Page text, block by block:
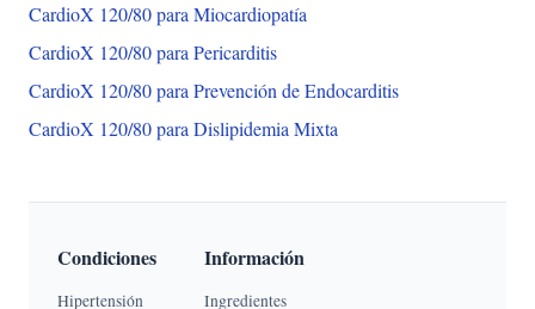
CardioX 120/80 para Miocardiopatía
CardioX 120/80 para Pericarditis
CardioX 120/80 para Prevención de Endocarditis
CardioX 120/80 para Dislipidemia Mixta
Condiciones
Hipertensión
Información
Ingredientes